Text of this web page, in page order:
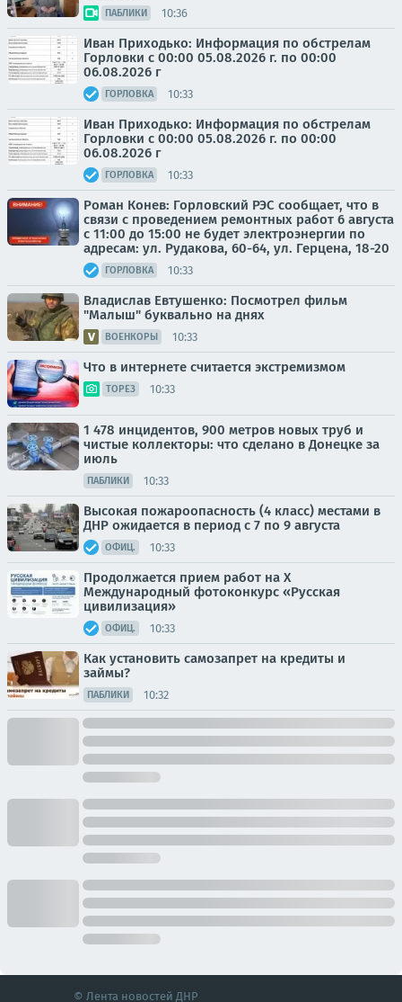
ПАБЛИКИ 10:36
Иван Приходько: Информация по обстрелам
Горловки с 00:00 05.08.2026 г. по 00:00
06.08.2026 г
ГОРЛОВКА 10:33
Иван Приходько: Информация по обстрелам
Горловки с 00:00 05.08.2026 г. по 00:00
06.08.2026 г
ГОРЛОВКА 10:33
Роман Конев: Горловский РЭС сообщает, что в
связи с проведением ремонтных работ 6 августа
с 11:00 до 15:00 не будет электроэнергии по
адресам: ул. Рудакова, 60-64, ул. Герцена, 18-20
ГОРЛОВКА 10:33
Владислав Евтушенко: Посмотрел фильм
"Малыш" буквально на днях
ВОЕНКОРЫ 10:33
Что в интернете считается экстремизмом
ТОРЕЗ 10:33
1 478 инцидентов, 900 метров новых труб и
чистые коллекторы: что сделано в Донецке за
июль
ПАБЛИКИ 10:33
Высокая пожароопасность (4 класс) местами в
ДНР ожидается в период с 7 по 9 августа
ОФИЦ. 10:33
Продолжается прием работ на Х
Международный фотоконкурс «Русская
цивилизация»
ОФИЦ. 10:33
Как установить самозапрет на кредиты и
займы?
ПАБЛИКИ 10:32
© Лента новостей ДНР